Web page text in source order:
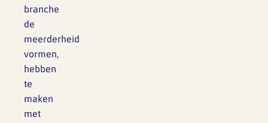
branche
de
meerderheid
vormen,
hebben
te
maken
met